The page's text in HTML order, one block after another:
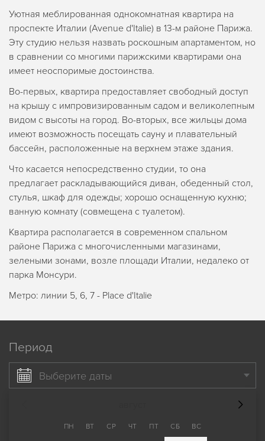
Уютная меблированная однокомнатная квартира на
проспекте Италии (Avenue d'Italie) в 13-м районе Парижа.
Эту студию нельзя назвать роскошным апартаментом, но
в сравнении со многими парижскими квартирами она
имеет неоспоримые достоинства.
Во-первых, квартира предоставляет свободный доступ
на крышу с импровизированным садом и великолепным
видом с высоты на город. Во-вторых, все жильцы дома
имеют возможность посещать сауну и плавательный
бассейн, расположенные на верхнем этаже здания.
Что касается непосредственно студии, то она
предлагает раскладывающийся диван, обеденный стол,
стулья, шкаф для одежды; хорошо оснащенную кухню;
ванную комнату (совмещена с туалетом).
Квартира располагается в современном спальном
районе Парижа с многочисленными магазинами,
зелеными зонами, возле площади Италии, недалеко от
парка Монсури.
Метро: линии 5, 6, 7 - Place d'Italie
Период
Выберите даты
ПН ВТ СР ЧТ ПТ СБ ВС